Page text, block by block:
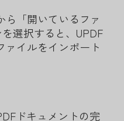
ら「開いているファ
選択すると、UPDF
ァイルをインポート
ドキュメントの完